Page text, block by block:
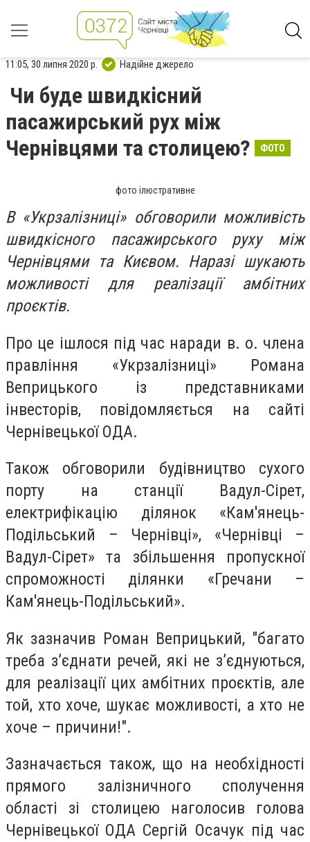
11:05, 30 липня 2020 р. Надійне джерело
Чи буде швидкісний
пасажирський рух між
Чернівцями та столицею?
ФОТО
фото ілюстративне
В «Укрзалізниці» обговорили можливість
швидкісного пасажирського руху між
Чернівцями та Києвом. Наразі шукають
можливості для реалізації амбітних
проєктів.
Про це ішлося під час наради в. о. члена
правління «Укрзалізниці» Романа
Веприцького із представниками
інвесторів, повідомляється на сайті
Чернівецької ОДА.
Також обговорили будівництво сухого
порту на станції Вадул-Сірет,
електрифікацію ділянок «Кам'янець-
Подільський – Чернівці», «Чернівці –
Вадул-Сірет» та збільшення пропускної
спроможності ділянки «Гречани –
Кам'янець-Подільський».
Як зазначив Роман Веприцький, "багато
треба з’єднати речей, які не з’єднуються,
для реалізації цих амбітних проєктів, але
той, хто хоче, шукає можливості, а хто не
хоче – причини!".
Зазначається також, що на необхідності
прямого залізничного сполучення
області зі столицею наголосив голова
Чернівецької ОДА Сергій Осачук під час